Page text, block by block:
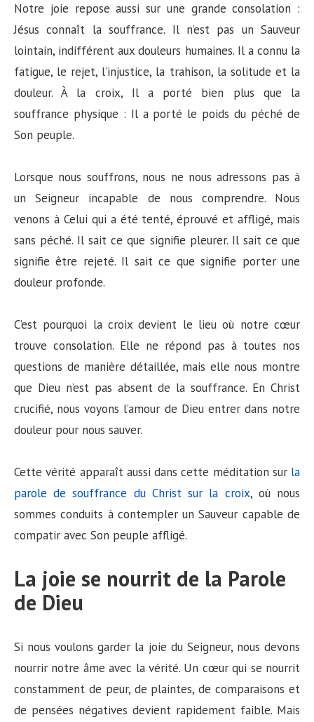
Notre joie repose aussi sur une grande consolation :
Jésus connaît la souffrance. Il n’est pas un Sauveur
lointain, indifférent aux douleurs humaines. Il a connu la
fatigue, le rejet, l’injustice, la trahison, la solitude et la
douleur. À la croix, Il a porté bien plus que la
souffrance physique : Il a porté le poids du péché de
Son peuple.
Lorsque nous souffrons, nous ne nous adressons pas à
un Seigneur incapable de nous comprendre. Nous
venons à Celui qui a été tenté, éprouvé et affligé, mais
sans péché. Il sait ce que signifie pleurer. Il sait ce que
signifie être rejeté. Il sait ce que signifie porter une
douleur profonde.
C’est pourquoi la croix devient le lieu où notre cœur
trouve consolation. Elle ne répond pas à toutes nos
questions de manière détaillée, mais elle nous montre
que Dieu n’est pas absent de la souffrance. En Christ
crucifié, nous voyons l’amour de Dieu entrer dans notre
douleur pour nous sauver.
Cette vérité apparaît aussi dans cette méditation sur la
parole de souffrance du Christ sur la croix, où nous
sommes conduits à contempler un Sauveur capable de
compatir avec Son peuple affligé.
La joie se nourrit de la Parole
de Dieu
Si nous voulons garder la joie du Seigneur, nous devons
nourrir notre âme avec la vérité. Un cœur qui se nourrit
constamment de peur, de plaintes, de comparaisons et
de pensées négatives devient rapidement faible. Mais